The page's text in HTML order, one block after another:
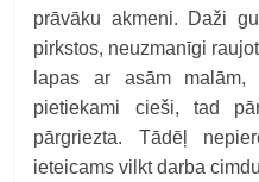
prāvāku akmeni. Daži
pirkstos, neuzmanīgi
lapas ar asām
pietiekami cieši, tad
pārgriezta. Tādēļ
ieteicams vilkt darba